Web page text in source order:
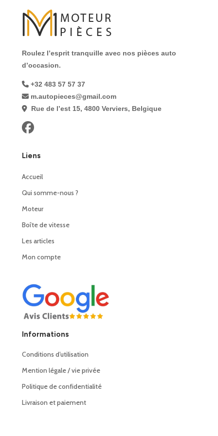
Roulez l’esprit tranquille avec nos pièces auto
d’occasion.
+32 483 57 57 37
m.autopieces@gmail.com
Rue de l’est 15, 4800 Verviers, Belgique
Liens
Accueil
Qui somme-nous ?
Moteur
Boîte de vitesse
Les articles
Mon compte
Informations
Conditions d’utilisation
Mention légale / vie privée
Politique de confidentialité
Livraison et paiement